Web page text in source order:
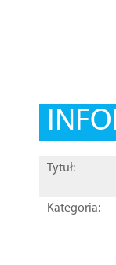
Tytuł:
Kategoria: